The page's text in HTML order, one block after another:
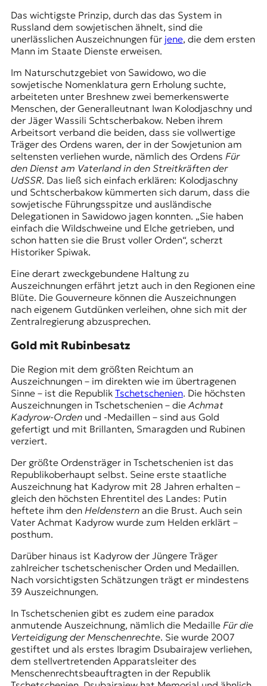
Das wichtigste Prinzip, durch das das System in
Russland dem sowjetischen ähnelt, sind die
unerlässlichen Auszeichnungen für jene, die dem ersten
Mann im Staate Dienste erweisen.
Im Naturschutzgebiet von Sawidowo, wo die
sowjetische Nomenklatura gern Erholung suchte,
arbeiteten unter Breshnew zwei bemerkenswerte
Menschen, der Generalleutnant Iwan Kolodjaschny und
der Jäger Wassili Schtscherbakow. Neben ihrem
Arbeitsort verband die beiden, dass sie vollwertige
Träger des Ordens waren, der in der Sowjetunion am
seltensten verliehen wurde, nämlich des Ordens Für
den Dienst am Vaterland in den Streitkräften der
UdSSR. Das ließ sich einfach erklären: Kolodjaschny
und Schtscherbakow kümmerten sich darum, dass die
sowjetische Führungsspitze und ausländische
Delegationen in Sawidowo jagen konnten. „Sie haben
einfach die Wildschweine und Elche getrieben, und
schon hatten sie die Brust voller Orden“, scherzt
Historiker Spiwak.
Eine derart zweckgebundene Haltung zu
Auszeichnungen erfährt jetzt auch in den Regionen eine
Blüte. Die Gouverneure können die Auszeichnungen
nach eigenem Gutdünken verleihen, ohne sich mit der
Zentralregierung abzusprechen.
Gold mit Rubinbesatz
Die Region mit dem größten Reichtum an
Auszeichnungen – im direkten wie im übertragenen
Sinne – ist die Republik Tschetschenien. Die höchsten
Auszeichnungen in Tschetschenien – dieAchmat
Kadyrow-Ordenund -Medaillen – sind aus Gold
gefertigt und mit Brillanten, Smaragden und Rubinen
verziert.
Der größte Ordensträger in Tschetschenien ist das
Republikoberhaupt selbst. Seine erste staatliche
Auszeichnung hat Kadyrow mit 28 Jahren erhalten –
gleich den höchsten Ehrentitel des Landes: Putin
heftete ihm den Heldenstern an die Brust. Auch sein
Vater Achmat Kadyrow wurde zum Helden erklärt –
posthum.
Darüber hinaus ist Kadyrow der Jüngere Träger
zahlreicher tschetschenischer Orden und Medaillen.
Nach vorsichtigsten Schätzungen trägt er mindestens
39 Auszeichnungen.
In Tschetschenien gibt es zudem eine paradox
anmutende Auszeichnung, nämlich die Medaille Für die
Verteidigung der Menschenrechte. Sie wurde 2007
gestiftet und als erstes Ibragim Dsubairajew verliehen,
dem stellvertretenden Apparatsleiter des
Menschenrechtsbeauftragten in der Republik